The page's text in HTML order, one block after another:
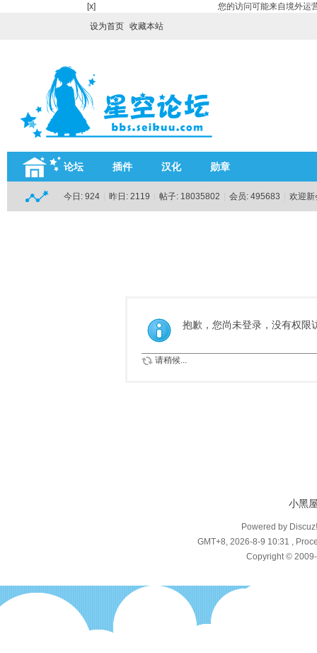
[x]
您的访问可能来自境外运
设为首页
收藏本站
论坛 插件 汉化 勋章
今日: 924 昨日: 2119 帖子: 18035802 会员: 495683 欢迎
抱歉，您尚未登录，没有权限
请稍候...
小黑
Powered by
GMT+8, 2026-8-9 10:31 ,
Copyright ©